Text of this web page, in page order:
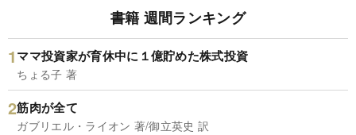
書籍 週間ランキング
ママ投資家が育休中に１億貯めた株式投資
ちょる子 著
筋肉が全て
ガブリエル・ライオン 著/御立英史 訳